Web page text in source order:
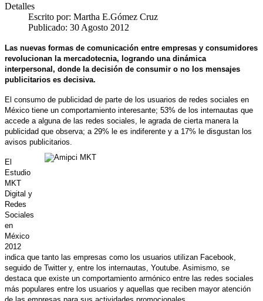
Detalles
Escrito por: Martha E.Gómez Cruz
Publicado: 30 Agosto 2012
Las nuevas formas de comunicación entre empresas y consumidores
revolucionan la mercadotecnia, logrando una dinámica
interpersonal, donde la decisión de consumir o no los mensajes
publicitarios es decisiva.
El consumo de publicidad de parte de los usuarios de redes sociales en
México tiene un comportamiento interesante; 53% de los internautas que
accede a alguna de las redes sociales, le agrada de cierta manera la
publicidad que observa; a 29% le es indiferente y a 17% le disgustan los
avisos publicitarios.
El
Estudio
MKT
Digital y
Redes
Sociales
en
México
2012
indica que tanto las empresas como los usuarios utilizan Facebook,
seguido de Twitter y, entre los internautas, Youtube. Asimismo, se
destaca que existe un comportamiento armónico entre las redes sociales
más populares entre los usuarios y aquellas que reciben mayor atención